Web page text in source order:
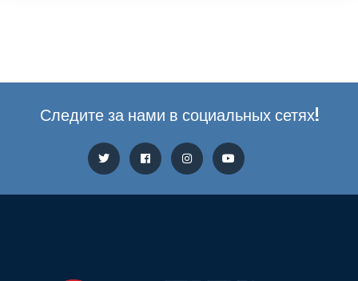
Следите за нами в социальных сетях!